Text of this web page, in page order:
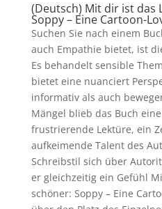
(Deutsch) Mit dir ist das
Soppy – Eine Cartoon-
Suchen Sie nach einem
auch Empathie bietet, ist
Es behandelt sensible
bietet eine nuanciert
informativ als auch
Mängel blieb das Buch
frustrierende Lektüre, ein
aufkeimende Talent des
Schreibstil sich über
er gleichzeitig ein Gefühl
schöner: Soppy – Eine